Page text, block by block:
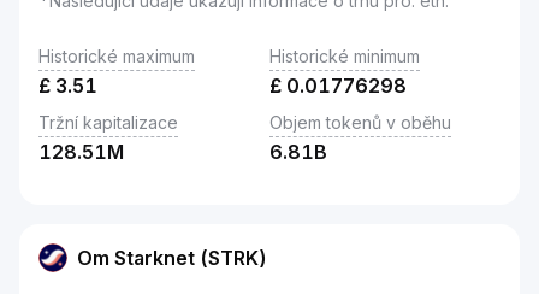
Historické maximum
£ 3.51
Historické minimum
£ 0.01776298
Tržní kapitalizace
128.51M
Objem tokenů v oběhu
6.81B
Om Starknet (STRK)